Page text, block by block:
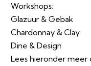
Workshops:
Glazuur & Gebak
Chardonnay & Clay
Dine & Design
Lees hieronder meer